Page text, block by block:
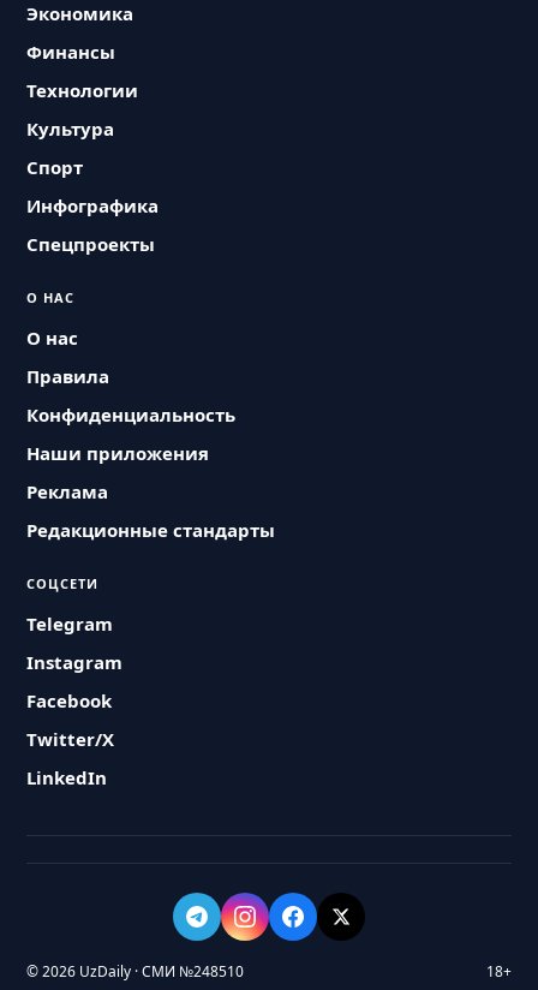
Экономика
Финансы
Технологии
Культура
Спорт
Инфографика
Спецпроекты
О НАС
О нас
Правила
Конфиденциальность
Наши приложения
Реклама
Редакционные стандарты
СОЦСЕТИ
Telegram
Instagram
Facebook
Twitter/X
LinkedIn
© 2026 UzDaily · СМИ №248510 18+